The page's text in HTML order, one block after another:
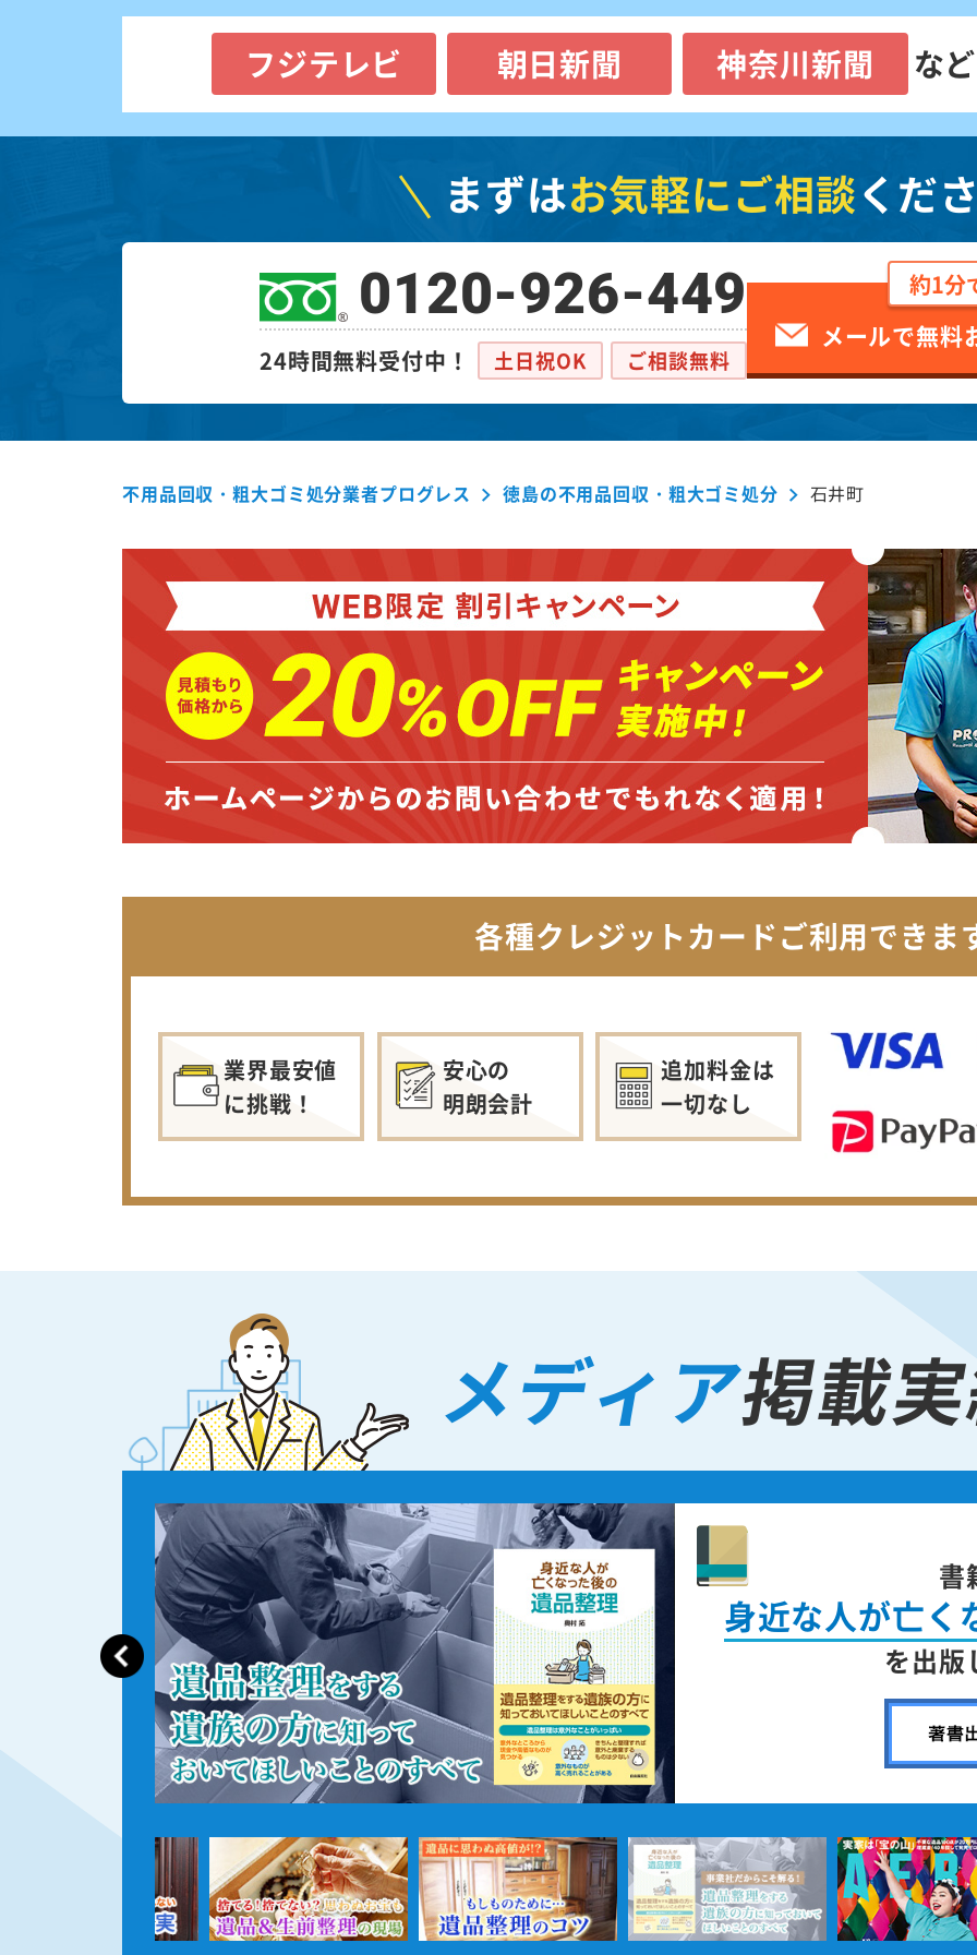
フジテレビ 朝日新聞 神奈川新聞 な
まずはお気軽にご相談くだ
0120-926-449
24時間無料受付中！ 土日祝OK ご相談無料
約1分
メールで無料
不用品回収・粗大ゴミ処分業者プログレス 徳島の不用品回収・粗大ゴミ処分 石井町
各種クレジットカードご利用できま
業界最安値
に挑戦！
安心の
明朗会計
追加料金は
一切なし
メディア掲載
書籍出版
亡くなった後の遺品整理
出版しました！